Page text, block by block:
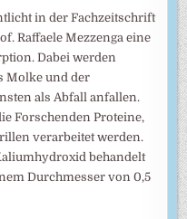
in der Fachzeitschrift
Raffaele Mezzenga eine
Dabei werden
Molke und der
als Abfall anfallen.
Forschenden Proteine,
verarbeitet werden.
behandelt
Durchmesser von 0,5